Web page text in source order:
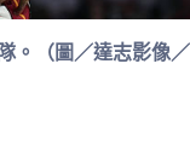
。（圖／達志影像／